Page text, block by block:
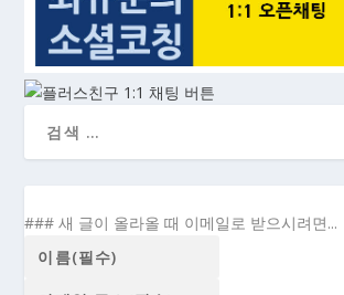
### 새 글이 올라올 때 이메일로 받으시려면...